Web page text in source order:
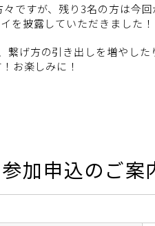
ですが、残り3名の方は今回
を披露していただきました！
げ方の引き出しを増やした
お楽しみに！
加申込のご案